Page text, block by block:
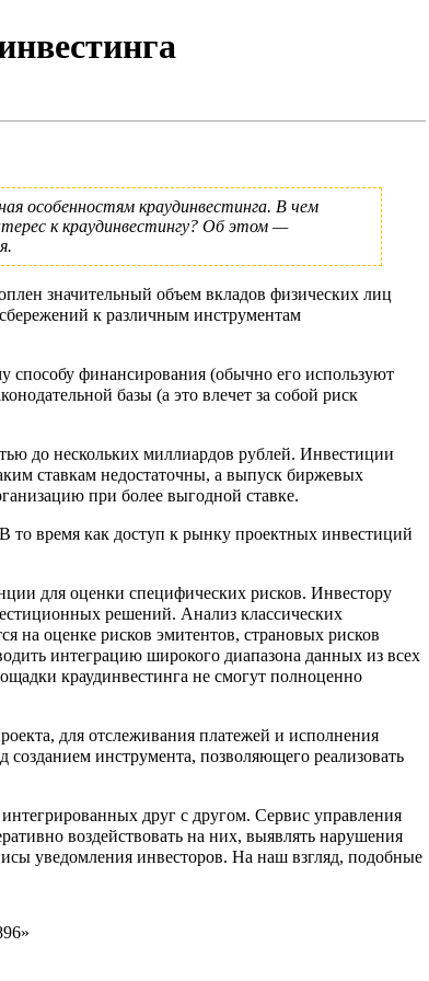
особенностям краудинвестинга. В чем
к краудинвестингу? Об этом —
значительный объем вкладов физических лиц
к различным инструментам
способу финансирования (обычно его используют
базы (а это влечет за собой риск
до нескольких миллиардов рублей. Инвестиции
ставкам недостаточны, а выпуск биржевых
при более выгодной ставке.
то время как доступ к рынку проектных инвестиций
для оценки специфических рисков. Инвестору
решений. Анализ классических
оценке рисков эмитентов, страновых рисков
интеграцию широкого диапазона данных из всех
краудинвестинга не смогут полноценно
для отслеживания платежей и исполнения
инструмента, позволяющего реализовать
друг с другом. Сервис управления
воздействовать на них, выявлять нарушения
уведомления инвесторов. На наш взгляд, подобные
»